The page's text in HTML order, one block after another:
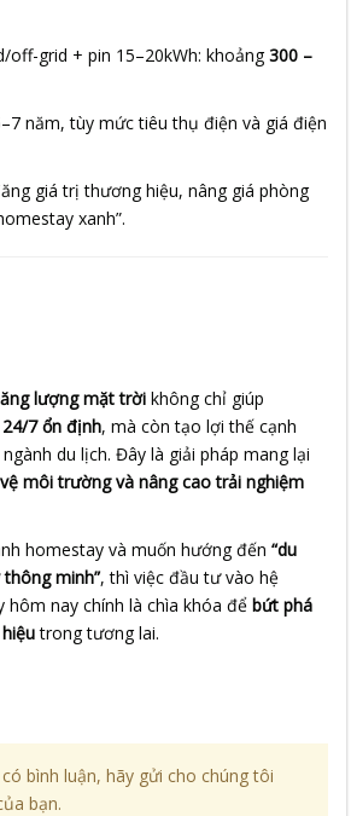
off-grid + pin 15–20kWh: khoảng300 –
năm, tùy mức tiêu thụ điện và giá điện
giá trị thương hiệu, nâng giá phòng
xanh”.
lượng mặt trời không chỉ giúp
24/7 ổn định, mà còn tạo lợi thế cạnh
du lịch. Đây là giải pháp mang lại
môi trường và nâng cao trải nghiệm
homestay và muốn hướng đến“du
minh”, thì việc đầu tư vào hệ
hôm nay chính là chìa khóa đểbứt phá
trong tương lai.
bình luận, hãy gửi cho chúng tôi
bạn.